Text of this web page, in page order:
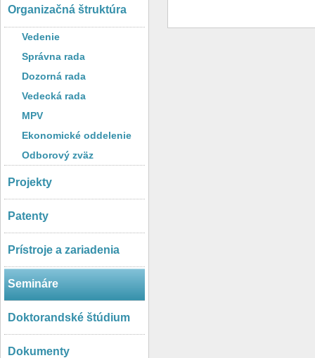
Organizačná štruktúra
Vedenie
Správna rada
Dozorná rada
Vedecká rada
MPV
Ekonomické oddelenie
Odborový zväz
Projekty
Patenty
Prístroje a zariadenia
Semináre
Doktorandské štúdium
Dokumenty